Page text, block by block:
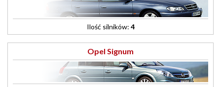
Ilość silników: 4
Opel Signum